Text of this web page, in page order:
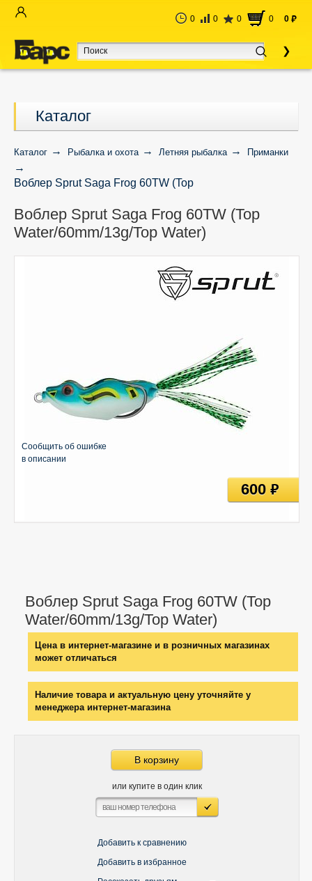
0 0 0 0 0 руб
Каталог
Каталог Рыбалка и охота Летняя рыбалка Приманки
Воблер Sprut Saga Frog 60TW (Top
Воблер Sprut Saga Frog 60TW (Top
Water/60mm/13g/Top Water)
Воблер Sprut Saga Frog 60TW (Top
Water/60mm/13g/Top Water)
Цена в интернет-магазине и в розничных магазинах
может отличаться
Наличие товара и актуальную цену уточняйте у
менеджера интернет-магазина
В корзину
или купите в один клик
Добавить к сравнению
Добавить в избранное
Сообщить об ошибке
в описании
600руб